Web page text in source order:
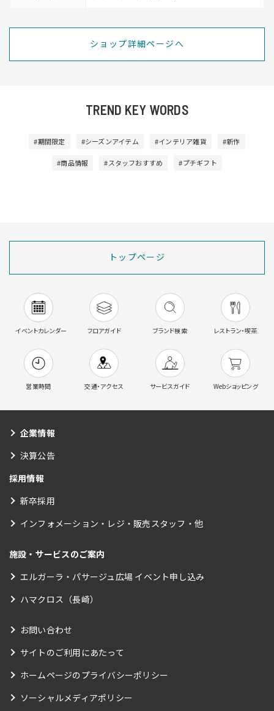
ショップ詳細ページへ
TREND KEY WORDS
#期間限定 #シーズンアイテム #インテリア雑貨 #新作
#商品情報 #スタッフおすすめ #プチギフト
トップページ
イベントカレンダー フロアガイド ブランド検索 レストラン・喫茶
営業時間 交通・アクセス サービスガイド Webショッピング
企業情報
決算公告
採用情報
新卒採用
インフォメーション・レジ・販売スタッフ・他
施設・サービスのご案内
エルガーラ・パサージュ広場 イベント申し込み
ハマクロス（長崎）
お問い合わせ
サイトのご利用にあたって
ホームページのプライバシーポリシー
ソーシャルメディアポリシー